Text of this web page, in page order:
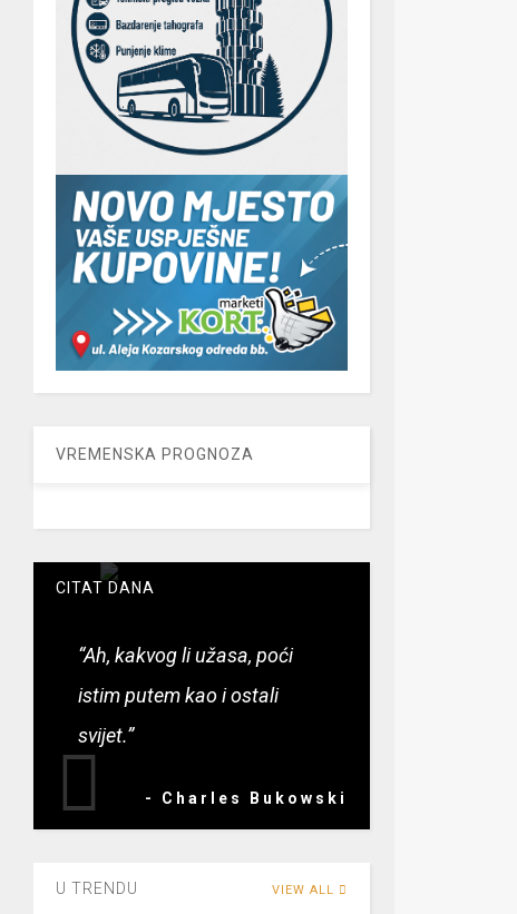
VREMENSKA PROGNOZA
CITAT DANA
“Ah, kakvog li užasa, poći
istim putem kao i ostali
svijet.”
- Charles Bukowski
U TRENDU VIEW ALL